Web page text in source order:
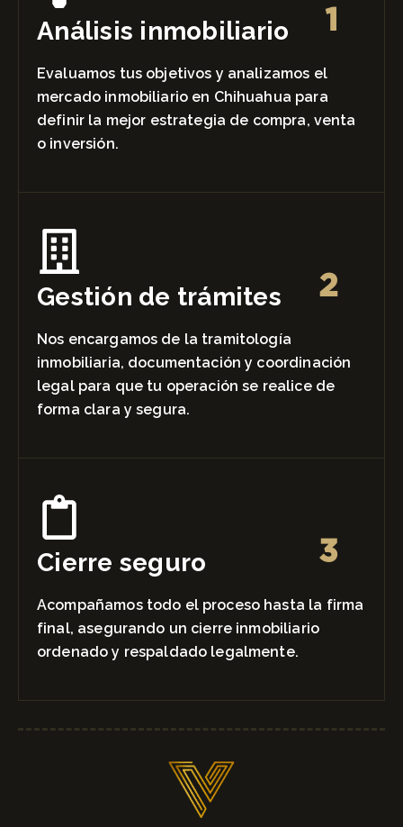
1
Análisis inmobiliario
Evaluamos tus objetivos y analizamos el
mercado inmobiliario en Chihuahua para
definir la mejor estrategia de compra, venta
o inversión.
2
Gestión de trámites
Nos encargamos de la tramitología
inmobiliaria, documentación y coordinación
legal para que tu operación se realice de
forma clara y segura.
3
Cierre seguro
Acompañamos todo el proceso hasta la firma
final, asegurando un cierre inmobiliario
ordenado y respaldado legalmente.